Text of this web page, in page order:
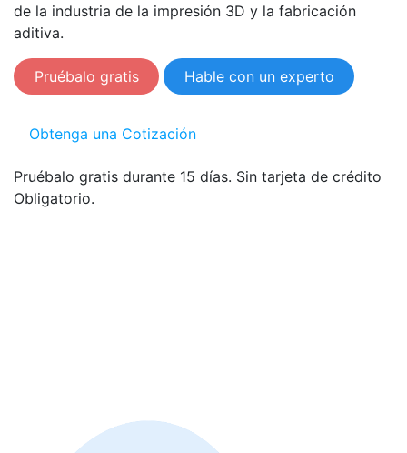
de la industria de la impresión 3D y la fabricación
aditiva.
Pruébalo gratis Hable con un experto
Obtenga una Cotización
Pruébalo gratis durante 15 días. Sin tarjeta de crédito
Obligatorio.